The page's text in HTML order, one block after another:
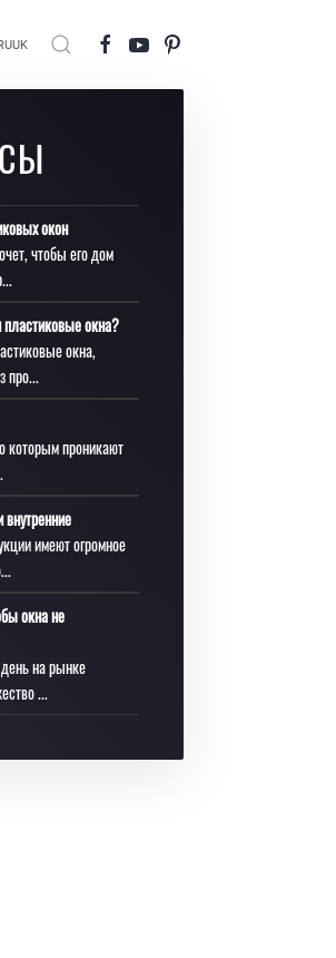
UK
окон
чтобы его дом
окна?
окна,
про...
которым проникают
имеют огромное
окна не
на рынке
...